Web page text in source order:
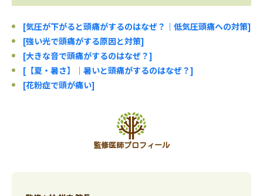
[気圧が下がると頭痛がするのはなぜ？｜低気圧頭痛への対策]
[強い光で頭痛がする原因と対策]
[大きな音で頭痛がするのはなぜ？]
[【夏・暑さ】｜暑いと頭痛がするのはなぜ？]
[花粉症で頭が痛い]
監修医師プロフィール